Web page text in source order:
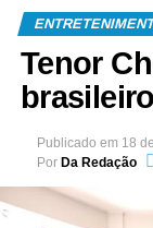
Tenor
Publicado em 18
Por Da Redação